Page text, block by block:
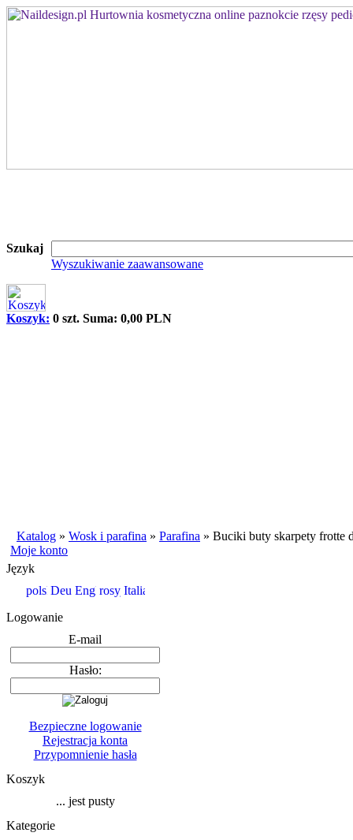
Szukaj
Wyszukiwanie zaawansowane
Koszyk: 0 szt. Suma: 0,00 PLN
Katalog » Wosk i parafina » Parafina » Buciki buty skarpety frotte
Moje konto
Język
Logowanie
E-mail
Hasło:
Bezpieczne logowanie
Rejestracja konta
Przypomnienie hasła
Koszyk
... jest pusty
Kategorie